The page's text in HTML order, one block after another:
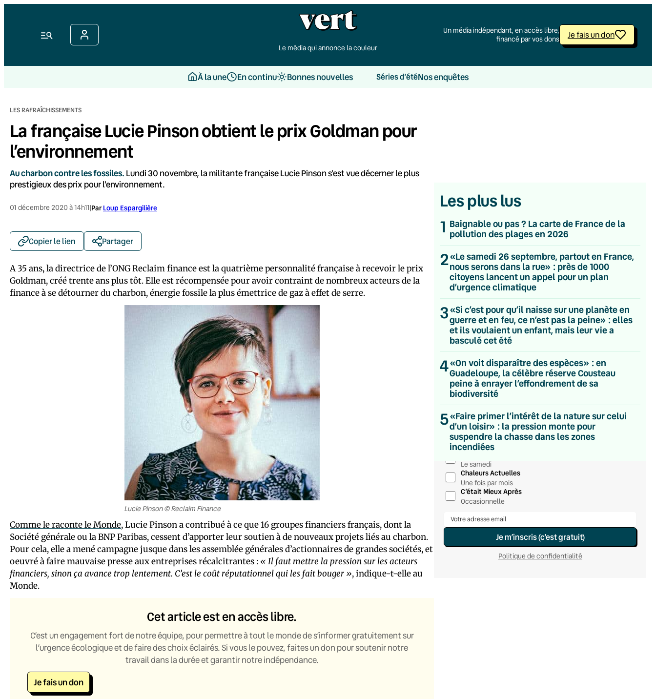
Menu
Le média qui annonce la couleur
Un média indépendant, en accès libre,
financé par vos dons
Je fais un don
À la une En continu Bonnes nouvelles Séries d’étéNos enquêtes
LES RAFRAÎCHISSEMENTS
La française Lucie Pinson obtient le prix Goldman pour
l’environnement
Au charbon contre les fossiles. Lundi 30 novembre, la militante française Lucie Pinson s'est vue décerner le plus
prestigieux des prix pour l'environnement.
01 décembre 2020 à 14h11|Par Loup Espargilière
Copier le lien Partager
A 35 ans, la directrice de l’ONG Reclaim finance est la quatrième personnalité française à recevoir le prix
Goldman, créé trente ans plus tôt. Elle est récompensée pour avoir contraint de nombreux acteurs de la
finance à se détourner du charbon, énergie fossile la plus émettrice de gaz à effet de serre.
Lucie Pinson © Reclaim Finance
Comme le raconte le Monde, Lucie Pinson a contribué à ce que 16 groupes financiers français, dont la
Société générale ou la BNP Paribas, cessent d’apporter leur soutien à de nouveaux projets liés au charbon.
Pour cela, elle a mené campagne jusque dans les assemblée générales d’actionnaires de grandes sociétés, et
oeuvré à faire mauvaise presse aux entreprises récalcitrantes : « Il faut mettre la pression sur les acteurs
financiers, sinon ça avance trop lentement. C’est le coût réputationnel qui les fait bouger », indique-t-elle au
Monde.
Cet article est en accès libre.
C’est un engagement fort de notre équipe, pour permettre à tout le monde de s’informer gratuitement sur
l’urgence écologique et de faire des choix éclairés. Si vous le pouvez, faites un don pour soutenir notre
travail dans la durée et garantir notre indépendance.
Je fais un don
Les plus lus
1 Baignable ou pas ? La carte de France de la
pollution des plages en 2026
2«Le samedi 26 septembre, partout en France,
nous serons dans la rue» : près de 1000
citoyens lancent un appel pour un plan
d’urgence climatique
3«Si c’est pour qu’il naisse sur une planète en
guerre et en feu, ce n’est pas la peine» : elles
et ils voulaient un enfant, mais leur vie a
basculé cet été
4«On voit disparaître des espèces» : en
Guadeloupe, la célèbre réserve Cousteau
peine à enrayer l’effondrement de sa
biodiversité
5«Faire primer l’intérêt de la nature sur celui
d’un loisir» : la pression monte pour
suspendre la chasse dans les zones
incendiées
💌 Inscrivez-vous à nos newsletters
Quotidienne
Du lundi au vendredi
Le samedi
Chaleurs Actuelles
Une fois par mois
C’était Mieux Après
Occasionnelle
Je m’inscris (c’est gratuit)
Politique de confidentialité